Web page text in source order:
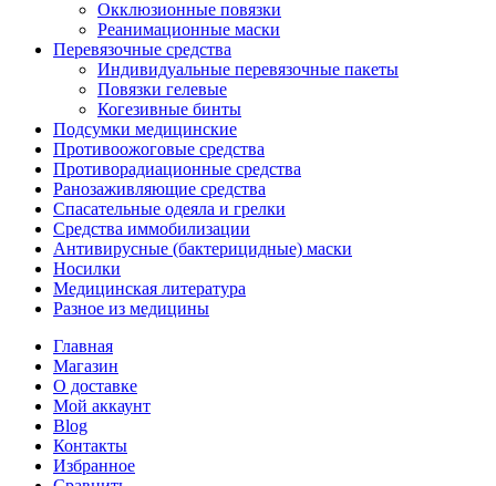
Окклюзионные повязки
Реанимационные маски
Перевязочные средства
Индивидуальные перевязочные пакеты
Повязки гелевые
Когезивные бинты
Подсумки медицинские
Противоожоговые средства
Противорадиационные средства
Ранозаживляющие средства
Спасательные одеяла и грелки
Средства иммобилизации
Антивирусные (бактерицидные) маски
Носилки
Медицинская литература
Разное из медицины
Главная
Магазин
О доставке
Мой аккаунт
Blog
Контакты
Избранное